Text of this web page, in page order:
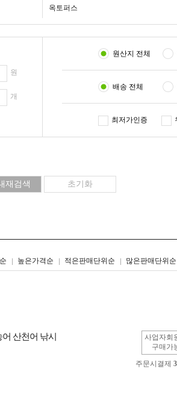
옥토퍼스
원
개
원산지 전체
배송 전체
최저가인증
높은가격순 적은판매단위순 많은판매단위순
산천어 낚시
사업자회
구매가
주문시결제